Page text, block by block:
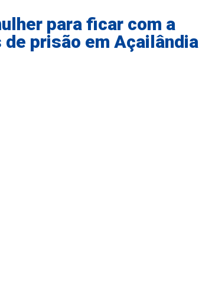
para ficar com a
de prisão em Açailândia